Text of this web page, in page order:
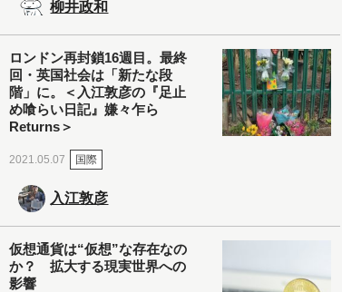
柳井政和
ロンドン再封鎖16週目。最終
回・英国社会は「新たな段
階」に。＜入江敦彦の『足止
め喰らい日記』嫌々乍ら
Returns＞
2021.05.07 国際
入江敦彦
仮想通貨は“仮想”な存在なの
か？ 拡大する現実世界への
影響